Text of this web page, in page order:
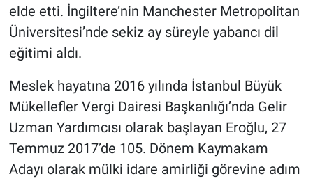
elde etti. İngiltere’nin Manchester Metropolitan
Üniversitesi’nde sekiz ay süreyle yabancı dil
eğitimi aldı.
Meslek hayatına 2016 yılında İstanbul Büyük
Mükellefler Vergi Dairesi Başkanlığı’nda Gelir
Uzman Yardımcısı olarak başlayan Eroğlu, 27
Temmuz 2017’de 105. Dönem Kaymakam
Adayı olarak mülki idare amirliği görevine adım